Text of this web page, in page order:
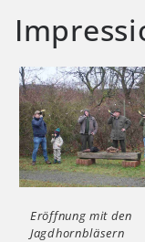
Eröffnung mit den
Jagdhornbläsern